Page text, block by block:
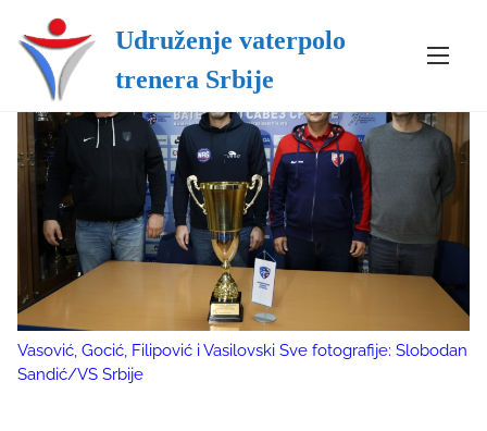
Udruženje vaterpolo
trenera Srbije
Vasović, Gocić, Filipović i Vasilovski Sve fotografije: Slobodan
Sandić/VS Srbije